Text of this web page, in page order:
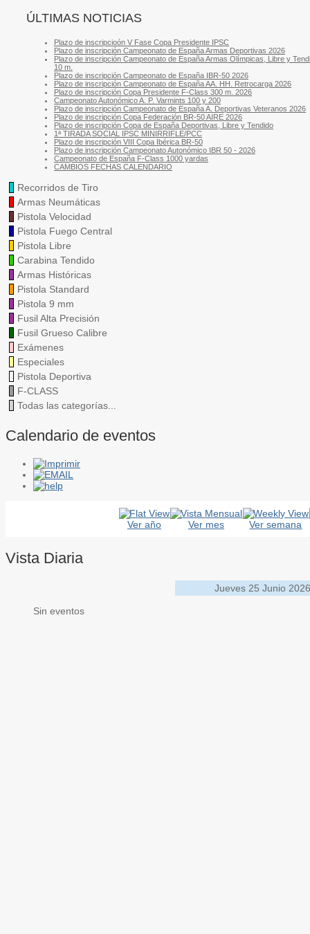
ÚLTIMAS NOTICIAS
Plazo de inscripcioón V Fase Copa Presidente IPSC
Plazo de inscripción Campeonato de España Armas Deportivas 2026
Plazo de inscripción Campeonato de España Armas Olímpicas, Libre y
10 m.
Plazo de inscripción Campeonato de España IBR-50 2026
Plazo de inscripción Campeonato de España AA. HH. Retrocarga 2026
Plazo de inscripción Copa Presidente F-Class 300 m. 2026
Campeonato Autonómico A. P. Varmints 100 y 200
Plazo de inscripción Campeonato de España A. Deportivas Veteranos 2026
Plazo de inscripción Copa Federación BR-50 AIRE 2026
Plazo de inscripción Copa de España Deportivas, Libre y Tendido
1ª TIRADA SOCIAL IPSC MINIRRIFLE/PCC
Plazo de inscripción VIII Copa Ibérica BR-50
Plazo de inscripción Campeonato Autonómico IBR 50 - 2026
Campeonato de España F-Class 1000 yardas
CAMBIOS FECHAS CALENDARIO
Recorridos de Tiro
Armas Neumáticas
Pistola Velocidad
Pistola Fuego Central
Pistola Libre
Carabina Tendido
Armas Históricas
Pistola Standard
Pistola 9 mm
Fusil Alta Precisión
Fusil Grueso Calibre
Exámenes
Especiales
Pistola Deportiva
F-CLASS
Todas las categorías...
Calendario de eventos
Ver año Ver mes Ver semana
Vista Diaria
Jueves 25 Junio
Sin eventos